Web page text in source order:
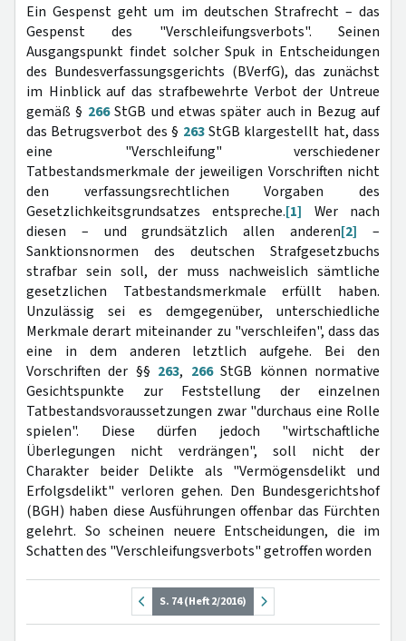
Ein Gespenst geht um im deutschen Strafrecht – das
Gespenst des "Verschleifungsverbots". Seinen
Ausgangspunkt findet solcher Spuk in Entscheidungen
des Bundesverfassungsgerichts (BVerfG), das zunächst
im Hinblick auf das strafbewehrte Verbot der Untreue
gemäß § 266StGB und etwas später auch in Bezug auf
das Betrugsverbot des § 263StGB klargestellt hat, dass
eine "Verschleifung" verschiedener
Tatbestandsmerkmale der jeweiligen Vorschriften nicht
den verfassungsrechtlichen Vorgaben des
Gesetzlichkeitsgrundsatzes entspreche.[1] Wer nach
diesen – und grundsätzlich allen anderen[2] –
Sanktionsnormen des deutschen Strafgesetzbuchs
strafbar sein soll, der muss nachweislich sämtliche
gesetzlichen Tatbestandsmerkmale erfüllt haben.
Unzulässig sei es demgegenüber, unterschiedliche
Merkmale derart miteinander zu "verschleifen", dass das
eine in dem anderen letztlich aufgehe. Bei den
Vorschriften der §§ 263, 266StGB können normative
Gesichtspunkte zur Feststellung der einzelnen
Tatbestandsvoraussetzungen zwar "durchaus eine Rolle
spielen". Diese dürfen jedoch "wirtschaftliche
Überlegungen nicht verdrängen", soll nicht der
Charakter beider Delikte als "Vermögensdelikt und
Erfolgsdelikt" verloren gehen. Den Bundesgerichtshof
(BGH) haben diese Ausführungen offenbar das Fürchten
gelehrt. So scheinen neuere Entscheidungen, die im
Schatten des "Verschleifungsverbots" getroffen worden
S. 74 (Heft 2/2016)